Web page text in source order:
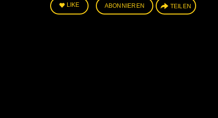
LIKE ABONNIEREN TEILEN